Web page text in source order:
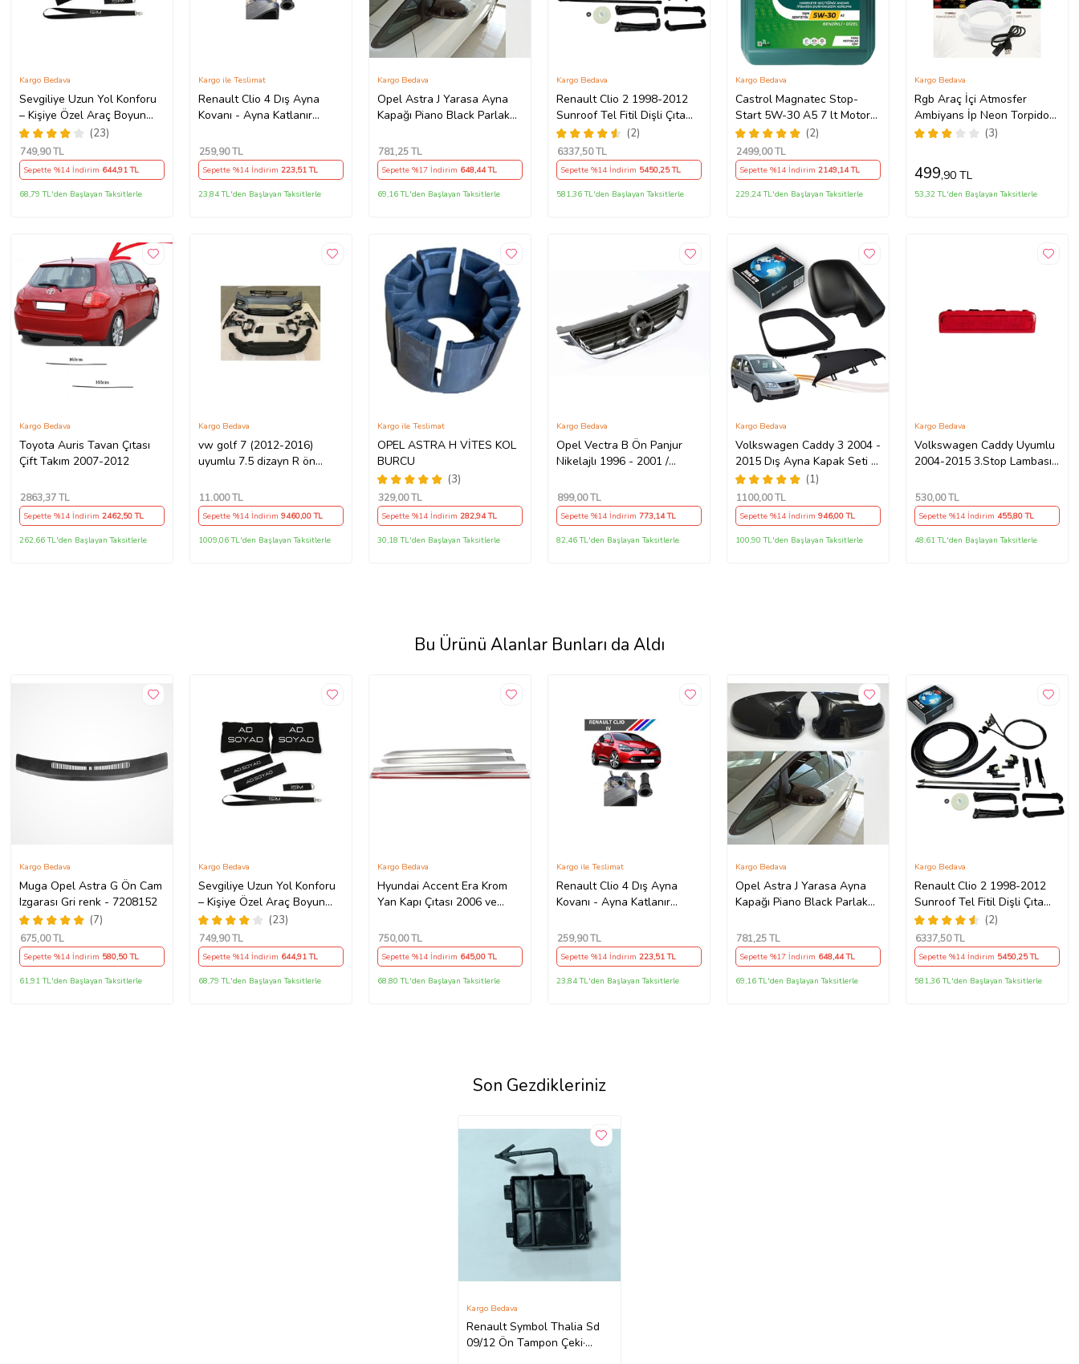
Sevgiliye Uzun Yol Konforu
– Kişiye Özel Araç Boyun
Yastığı & Kemer Pedi Hediye
Seti
(23)
Kargo Bedava
749,90 TL
Sepette %14 İndirim 644,91 TL
68,79 TL'den Başlayan Taksitlerle
Renault Clio 4 Dış Ayna
Kovanı - Ayna Katlanır
490307706 M3625
Kargo ile Teslimat
259,90 TL
Sepette %14 İndirim 223,51 TL
23,84 TL'den Başlayan Taksitlerle
Opel Astra J Yarasa Ayna
Kapağı Piano Black Parlak
Kargo Bedava
781,25 TL
Sepette %17 İndirim 648,44 TL
69,16 TL'den Başlayan Taksitlerle
Renault Clio 2 1998-2012
Sunroof Tel Fitil Dişli Çıta
Ayak Seti
(2)
Kargo Bedava
6337,50 TL
Sepette %14 İndirim 5450,25 TL
581,36 TL'den Başlayan Taksitlerle
Castrol Magnatec Stop-
Start 5W-30 A5 7 lt Motor
Yağı Ü.T 2024 (2)
Kargo Bedava
2499,00 TL
Sepette %14 İndirim2149,14 TL
229,24 TL'den Başlayan Taksitlerle
Rgb Araç İçi Atmosfer
Ambiyans İp Neon Torpido
Led 3 Metre USB Girişli
(3)
Kargo Bedava
499,90 TL
53,32 TL'den Başlayan Taksitlerle
Toyota Auris Tavan Çıtası
Çift Takım 2007-2012
Kargo Bedava
2863,37 TL
Sepette %14 İndirim 2462,50 TL
262,66 TL'den Başlayan Taksitlerle
vw golf 7 (2012-2016)
uyumlu 7.5 dizayn R ön
Kargo Bedava
11.000TL
Sepette %14 İndirim 9460,00 TL
1009,06 TL'den Başlayan Taksitlerle
OPEL ASTRA H VİTES KOL
BURCU
(3)
Kargo ile Teslimat
329,00 TL
Sepette %14 İndirim 282,94 TL
30,18 TL'den Başlayan Taksitlerle
Opel Vectra B Ön Panjur
Nikelajlı 1996 - 2001 /
Kargo Bedava
899,00 TL
Sepette %14 İndirim 773,14 TL
82,46 TL'den Başlayan Taksitlerle
Volkswagen Caddy 3 2004 -
2015 Dış Ayna Kapak Seti -
Sol 7E18575289 B9
(1)
Kargo Bedava
1100,00 TL
Sepette %14 İndirim946,00 TL
100,90 TL'den Başlayan Taksitlerle
Volkswagen Caddy Uyumlu
2004-2015 3.Stop Lambası
Kargo Bedava
530,00 TL
Sepette %14 İndirim 455,80 TL
48,61 TL'den Başlayan Taksitlerle
Bu Ürünü Alanlar Bunları da Aldı
Muga Opel Astra G Ön Cam
Izgarası Gri renk - 7208152
(7)
Kargo Bedava
675,00 TL
Sepette %14 İndirim 580,50 TL
61,91 TL'den Başlayan Taksitlerle
Sevgiliye Uzun Yol Konforu
– Kişiye Özel Araç Boyun
Yastığı & Kemer Pedi Hediye
Seti
(23)
Kargo Bedava
749,90 TL
Sepette %14 İndirim 644,91 TL
68,79 TL'den Başlayan Taksitlerle
Hyundai Accent Era Krom
Yan Kapı Çıtası 2006 ve
Kargo Bedava
750,00 TL
Sepette %14 İndirim 645,00 TL
68,80 TL'den Başlayan Taksitlerle
Renault Clio 4 Dış Ayna
Kovanı - Ayna Katlanır
490307706 M3625
Kargo ile Teslimat
259,90 TL
Sepette %14 İndirim 223,51 TL
23,84 TL'den Başlayan Taksitlerle
Opel Astra J Yarasa Ayna
Kapağı Piano Black Parlak
Kargo Bedava
781,25 TL
Sepette %17 İndirim 648,44 TL
69,16 TL'den Başlayan Taksitlerle
Renault Clio 2 1998-2012
Sunroof Tel Fitil Dişli Çıta
Ayak Seti
(2)
Kargo Bedava
6337,50 TL
Sepette %14 İndirim 5450,25 TL
581,36 TL'den Başlayan Taksitlerle
Son Gezdikleriniz
Renault Symbol Thalia Sd
09/12 Ön Tampon Çeki·
Kargo Bedava